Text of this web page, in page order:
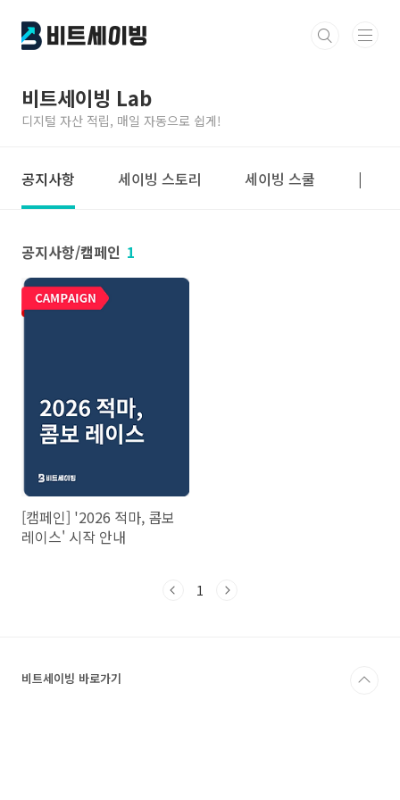
비트세이빙 Lab
디지털 자산 적립, 매일 자동으로 쉽게!
공지사항 세이빙 스토리 세이빙 스쿨 |
공지사항/캠페인 1
[캠페인] '2026 적마, 콤보
레이스' 시작 안내
1
비트세이빙 바로가기